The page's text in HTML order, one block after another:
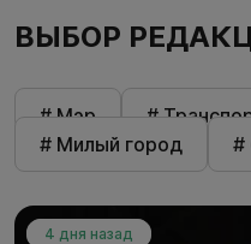
ВЫБОР
# Мэр #
# Милый город
#
4 дня назад